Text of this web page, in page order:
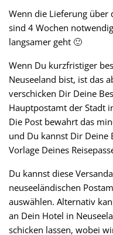
Wenn die Lieferung über
sind 4 Wochen
langsamer geht 🙂
Wenn Du kurzfristiger
Neuseeland bist, ist das
verschicken Dir Deine
Hauptpostamt der Stadt
Die Post bewahrt das
und Du kannst Dir Deine
Vorlage Deines
Du kannst diese
neuseeländischen
auswählen. Alternativ
an Dein Hotel in
schicken lassen, wobei